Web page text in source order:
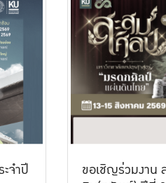
จำปี
ขอเชิญร่วมงาน